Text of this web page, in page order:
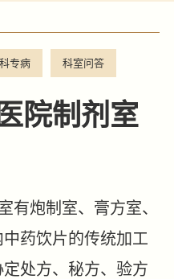
专病 科室问答
院制剂室
有炮制室、膏方室、
药饮片的传统加工
处方、秘方、验方